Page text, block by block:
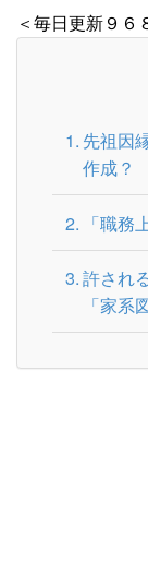
＜毎日更新９６
先祖因
作成？
「職
許され
「家系